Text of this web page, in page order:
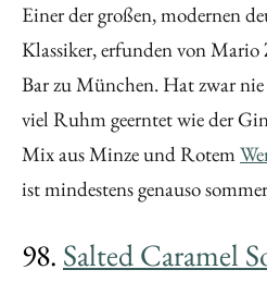
Einer der großen, modernen
Klassiker, erfunden von Mario
Bar zu München. Hat zwar
viel Ruhm geerntet wie der
Mix aus Minze und Rotem
ist mindestens genauso
98. Salted Caramel